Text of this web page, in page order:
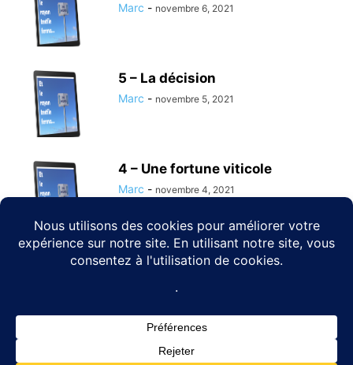
Marc - novembre 6, 2021
5 – La décision
Marc - novembre 5, 2021
4 – Une fortune viticole
Marc - novembre 4, 2021
3 – Les gites